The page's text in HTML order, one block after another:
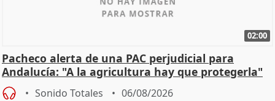
02:00
Pacheco alerta de una PAC perjudicial para
Andalucía: "A la agricultura hay que protegerla"
Sonido Totales 06/08/2026